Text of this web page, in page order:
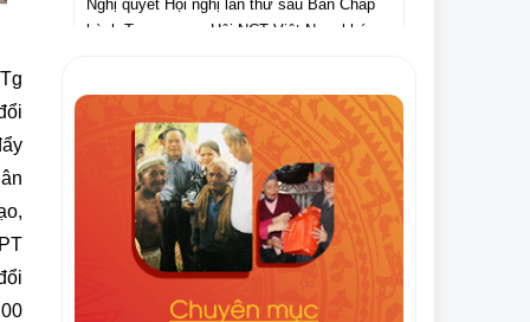
thảo Văn kiện Đại hội Hội Người cao tuổi
hành Trung ương Hội NCT Việt Nam khóa
Thường vụ Trung ương Hội NCT Việt Nam
khóa VI, nhiệm kỳ 2021 – 2026
Văn bản số 275/HNCT-VP ngày 16/9/2025
của Ban Thường vụ Trung ương Hội NCT
Việt Nam về việc tuyên truyền Ngày Quốc
tế NCT (1/10) và Tháng hành động vì NCT
Điều lệ Giải Cờ tướng trung cao tuổi quốc
gia lần thứ XI năm 2025